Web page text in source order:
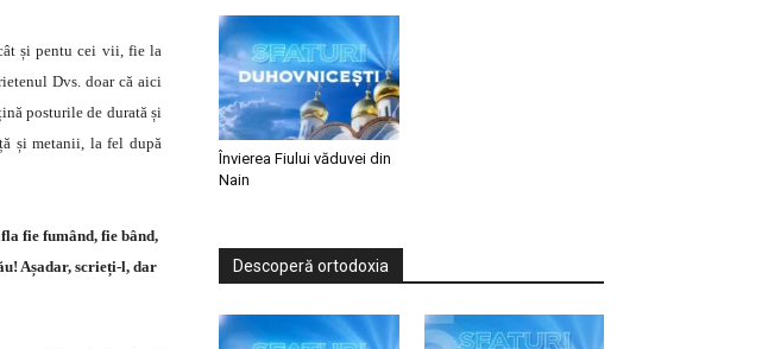
și pentu cei vii, fie la
Dvs. doar că aici
posturile de durată și
și metanii, la fel după
fie fumând, fie bând,
Așadar, scrieți-l, dar
Învierea Fiului văduvei din
Nain
Descoperă ortodoxia